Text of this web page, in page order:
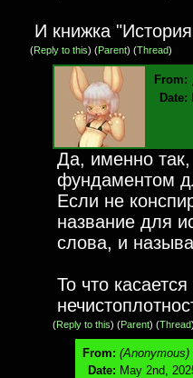
И книжка
(Reply to this) (Parent) (Thread)
From:
Date:
Да, именно так,
фундаментом
Если не
название для
слова, и
То что
(Reply to this) (Parent) (Thread
From: (Anonymous)
Date: May 2nd,